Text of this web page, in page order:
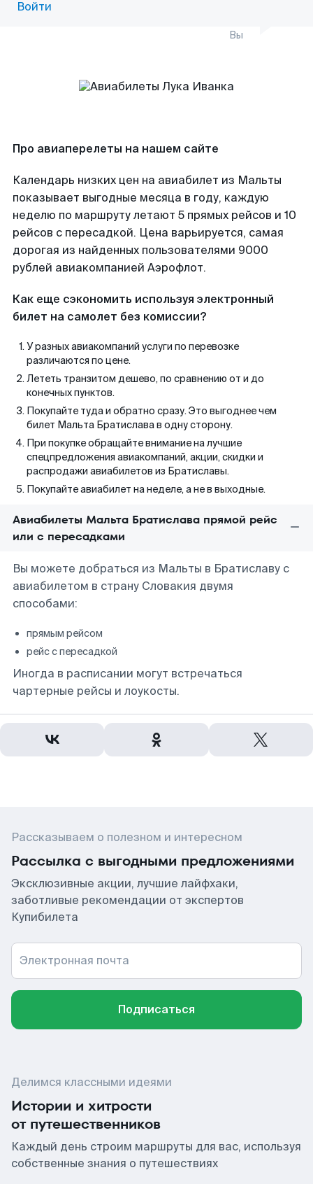
Войти
Вы
Про авиаперелеты на нашем сайте
Календарь низких цен на авиабилет из Мальты
показывает выгодные месяца в году, каждую
неделю по маршруту летают 5 прямых рейсов и 10
рейсов с пересадкой. Цена варьируется, самая
дорогая из найденных пользователями 9000
рублей авиакомпанией Аэрофлот.
Как еще сэкономить используя электронный
билет на самолет без комиссии?
У разных авиакомпаний услуги по перевозке
различаются по цене.
Лететь транзитом дешево, по сравнению от и до
конечных пунктов.
Покупайте туда и обратно сразу. Это выгоднее чем
билет Мальта Братислава в одну сторону.
При покупке обращайте внимание на лучшие
спецпредложения авиакомпаний, акции, скидки и
распродажи авиабилетов из Братиславы.
Покупайте авиабилет на неделе, а не в выходные.
Авиабилеты Мальта Братислава прямой рейс
или с пересадками
Вы можете добраться из Мальты в Братиславу с
авиабилетом в страну Словакия двумя
способами:
прямым рейсом
рейс с пересадкой
Иногда в расписании могут встречаться
чартерные рейсы и лоукосты.
Рассказываем о полезном и интересном
Рассылка с выгодными предложениями
Эксклюзивные акции, лучшие лайфхаки,
заботливые рекомендации от экспертов
Купибилета
Электронная почта
Подписаться
Делимся классными идеями
Истории и хитрости
от путешественников
Каждый день строим маршруты для вас, используя
собственные знания о путешествиях